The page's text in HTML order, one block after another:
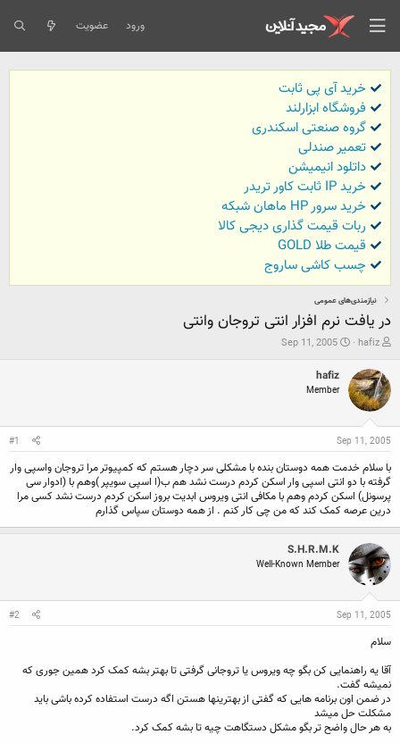
ورود عضویت
خرید آی پی ثابت
فروشگاه ابزارلند
گروه صنعتی اسکندری
تعمیر صندلی
داتلود انیمیشن
خرید IP ثابت کاور تریدر
خرید سرور HP ماهان شبکه
ربات قیمت گذاری دیجی کالا
قیمت طلا GOLD
چسب کاشی ساروج
نیازمندی‌های عمومی
در یافت نرم افزار انتی تروجان وانتی
ش
و
ع
ک
ن
ن
د
و
ض
و
ع
hafiz
ت
ر
ی
خ
ر
و
Sep 11, 2005
hafiz
Member
Sep 11, 2005
#1
با سلام خدمت همه دوستان بنده با مشکلی سر دچار هستم که کمپیوتر مرا تروجان واسپی وار
گرفته با دو انتی اسپی وار اسکن کردم درست نشد هم ب(ا اسپی سویپر )وهم با (ادوار سی
پرسونل) اسکن کردم وهم با مکافی انتی ویروس ابدیت بروز اسکن کردم درست نشد کسی مرا
درین عرصه کمک کند که من چی کار کنم . از همه دوستان سپاس گذارم
S.H.R.M.K
Well-Known Member
Sep 11, 2005
#2
سلام
آقا یه راهنمایی کن بگو چه ویروس یا تروجانی گرفتی تا بهتر بشه کمک کرد همین جوری که
نمیشه گفت.
در ضمن اون برنامه هایی که گفتی از بهترینها هستن اگه درست استفاده کرده باشی باید
مشکلت حل میشد
به هر حال واضح تر بگو مشکل دستگاهت چیه تا بشه کمک کرد.